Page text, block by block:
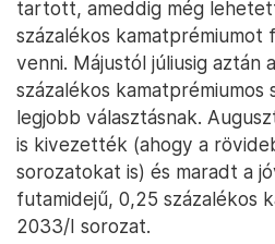
tartott, ameddig még
százalékos kamatprémiumot
venni. Májustól júliusig aztán
százalékos
legjobb választásnak.
is kivezették (ahogy a
sorozatokat is) és maradt a
futamidejű, 0,25 százalékos
2033/I sorozat.